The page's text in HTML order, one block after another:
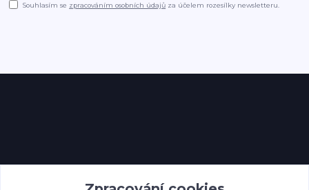
Souhlasím se zpracováním osobních údajů za účelem rozesílky newsletteru.